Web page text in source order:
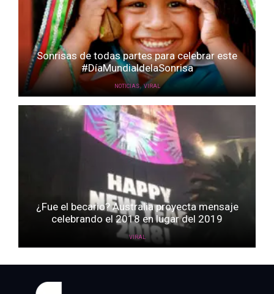
Sonrisas de todas partes para celebrar este
#DíaMundialdelaSonrisa
NOTICIAS,VIRAL
¿Fue el becario? Australia proyecta mensaje
celebrando el 2018 en lugar del 2019
VIRAL